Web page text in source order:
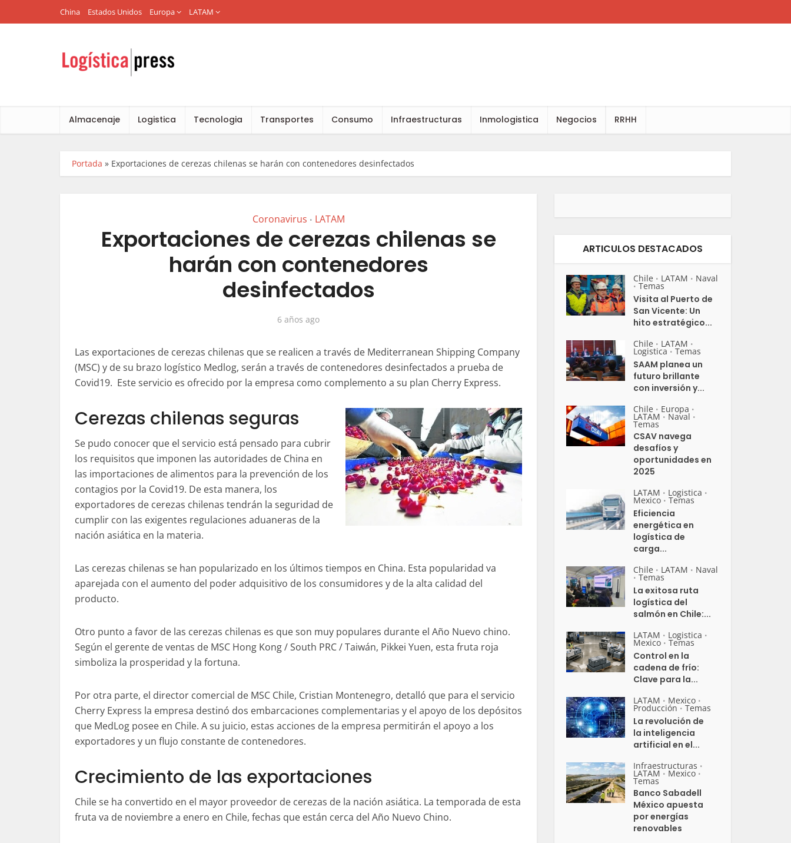
China Estados Unidos Europa LATAM
Almacenaje Logistica Tecnologia Transportes Consumo Infraestructuras Inmologistica Negocios RRHH
Portada » Exportaciones de cerezas chilenas se harán con contenedores desinfectados
Coronavirus • LATAM
Exportaciones de cerezas chilenas se
harán con contenedores
desinfectados
6 años ago
Las exportaciones de cerezas chilenas que se realicen a través de Mediterranean Shipping Company
(MSC) y de su brazo logístico Medlog, serán a través de contenedores desinfectados a prueba de
Covid19. Este servicio es ofrecido por la empresa como complemento a su plan Cherry Express.
Cerezas chilenas seguras
Se pudo conocer que el servicio está pensado para cubrir
los requisitos que imponen las autoridades de China en
las importaciones de alimentos para la prevención de los
contagios por la Covid19. De esta manera, los
exportadores de cerezas chilenas tendrán la seguridad de
cumplir con las exigentes regulaciones aduaneras de la
nación asiática en la materia.
Las cerezas chilenas se han popularizado en los últimos tiempos en China. Esta popularidad va
aparejada con el aumento del poder adquisitivo de los consumidores y de la alta calidad del
producto.
Otro punto a favor de las cerezas chilenas es que son muy populares durante el Año Nuevo chino.
Según el gerente de ventas de MSC Hong Kong / South PRC / Taiwán, Pikkei Yuen, esta fruta roja
simboliza la prosperidad y la fortuna.
Por otra parte, el director comercial de MSC Chile, Cristian Montenegro, detalló que para el servicio
Cherry Express la empresa destinó dos embarcaciones complementarias y el apoyo de los depósitos
que MedLog posee en Chile. A su juicio, estas acciones de la empresa permitirán el apoyo a los
exportadores y un flujo constante de contenedores.
Crecimiento de las exportaciones
Chile se ha convertido en el mayor proveedor de cerezas de la nación asiática. La temporada de esta
fruta va de noviembre a enero en Chile, fechas que están cerca del Año Nuevo Chino.
ARTICULOS DESTACADOS
Chile • LATAM • Naval
• Temas
Visita al Puerto de
San Vicente: Un
hito estratégico...
Chile • LATAM •
Logistica • Temas
SAAM planea un
futuro brillante
con inversión y...
Chile • Europa •
LATAM • Naval •
Temas
CSAV navega
desafíos y
oportunidades en
2025
LATAM • Logistica •
Mexico • Temas
Eficiencia
energética en
logística de
carga...
Chile • LATAM • Naval
• Temas
La exitosa ruta
logística del
salmón en Chile:...
LATAM • Logistica •
Mexico • Temas
Control en la
cadena de frío:
Clave para la...
LATAM • Mexico •
Producción • Temas
La revolución de
la inteligencia
artificial en el...
Infraestructuras •
LATAM • Mexico •
Temas
Banco Sabadell
México apuesta
por energías
renovables